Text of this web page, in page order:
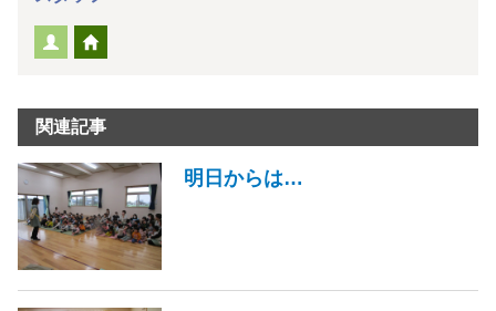
関連記事
明日からは…